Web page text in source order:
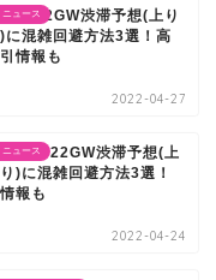
ニュース
道2022GW渋滞予想(上り
に混雑回避方法3選！高
情報も
2022-04-27
ニュース
高速2022GW渋滞予想(上
)に混雑回避方法3選！
報も
2022-04-24